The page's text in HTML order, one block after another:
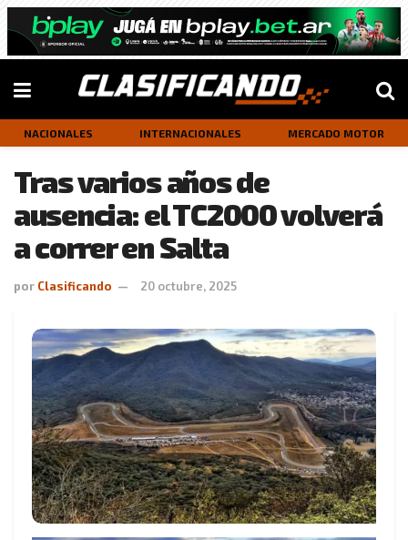
NACIONALES INTERNACIONALES MERCADO MOTOR
Tras varios años de
ausencia: el TC2000 volverá
a correr en Salta
por Clasificando 20 octubre, 2025